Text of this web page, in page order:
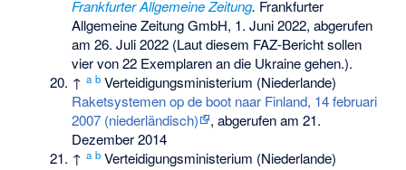
Frankfurter Allgemeine Zeitung. Frankfurter
Allgemeine Zeitung GmbH, 1. Juni 2022, abgerufen
am 26. Juli 2022 (Laut diesem FAZ-Bericht sollen
vier von 22 Exemplaren an die Ukraine gehen.).
↑a b Verteidigungsministerium (Niederlande)
Raketsystemen op de boot naar Finland, 14 februari
2007 (niederländisch)
, abgerufen am 21.
Dezember 2014
↑a b Verteidigungsministerium (Niederlande)